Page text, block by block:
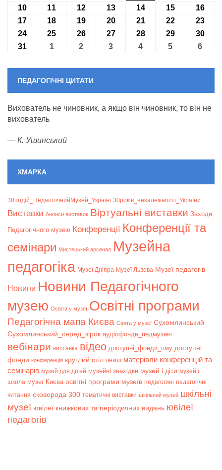
10 10.08.2026
11 11.08.2026
1212.08.2026
1313.08.2026
1414.08.2026
1515.08.2026
16
17 17.08.2026
18 18.08.2026
1919.08.2026
2020.08.2026
2121.08.2026
2222.08.2026
23
24 24.08.2026
25 25.08.2026
2626.08.2026
2727.08.2026
2828.08.2026
2929.08.2026
30
31 31.08.2026
101.09.2026
2 02.09.2026
3 03.09.2026
4 04.09.2026
5 05.09.2026
6
ПЕДАГОГІЧНІ ЦИТАТИ
Вихователь не чиновник, а якщо він чиновник, то він не
вихователь
— К. Ушинський
ХМАРКА
30подій_ПедагогічнийМузей_Україні 30років_незалежності_України
Bиставки Анонси виставок Віртуальні виставки Заходи
Педагогічного музею Конференції Конференції та
семінари Мистецький арсенал Музейна
педагогіка Музеї Дніпра Музеї Львова Музеї педагогів
Новини Новини Педагогічного
музею Освіта у музеї Освітні програми
Педагогічна мапа Києва Свята у музеї Сухомлинський
Сухомлинський_серед_зірок аудіофонди_педмузею
вебінари виставка відео доступні_фонди_пму доступні
фонди конференція круглий стіл лекції матеріали конференцій та
семінарів музей для дітей музейні знахідки музей і діти музей і
школа музеї Києва освітні програми музеїв педагогині педагогічні
читання сковорода 300 тематичні виставки шкільний музей шкільні
музеї ювілеї книжкових та періодичних видань ювілеї
педагогів